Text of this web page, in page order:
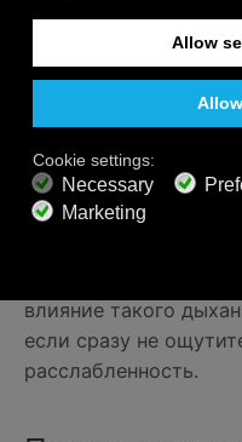
Однако вы можете
чтобы
глубоком дыхании,
медитативных или
нервной системе,
от медведя гризли.
влияние такого
если сразу не
расслабленность.